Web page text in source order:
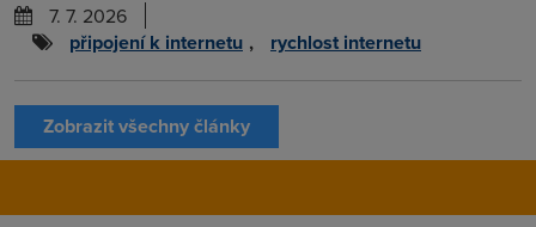
7. 7. 2026
připojení k internetu , rychlost internetu
Zobrazit všechny články